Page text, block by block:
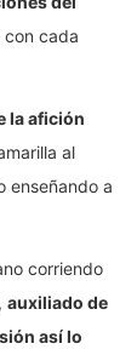
con cada
la afición
al
enseñando a
corriendo
auxiliado de
así lo